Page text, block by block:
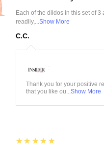
Each of the dildos in this set of
readily,...Show More
C.C.
:
Thank you for your positive
that you like ou...Show More
5
★★★★★